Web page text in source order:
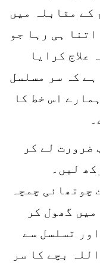
کے مقابلہ میں
ہی رہا جو
علاج کرایا
کہ سر مسلسل
اس خط کا
ضرورت لے کر
لیں۔
چوتھائی چمچہ
گھول کر
تسلسل سے
بچے کا سر